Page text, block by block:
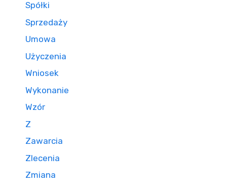
Spółki
Sprzedaży
Umowa
Użyczenia
Wniosek
Wykonanie
Wzór
Z
Zawarcia
Zlecenia
Zmiana